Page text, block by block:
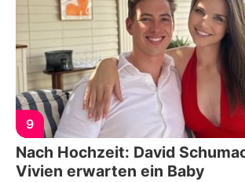
9
Nach Hochzeit: David
Vivien erwarten ein Baby